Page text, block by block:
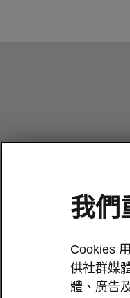
我們
Cookies
供社群媒
體、廣告